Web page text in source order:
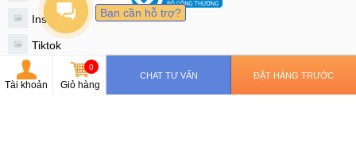
Instagram
Tiktok
Twitter
Tài khoản
0
Giỏ hàng
CHAT TƯ VẤN ĐẶT HÀNG TRƯỚC
Bạn cần hỗ trợ?